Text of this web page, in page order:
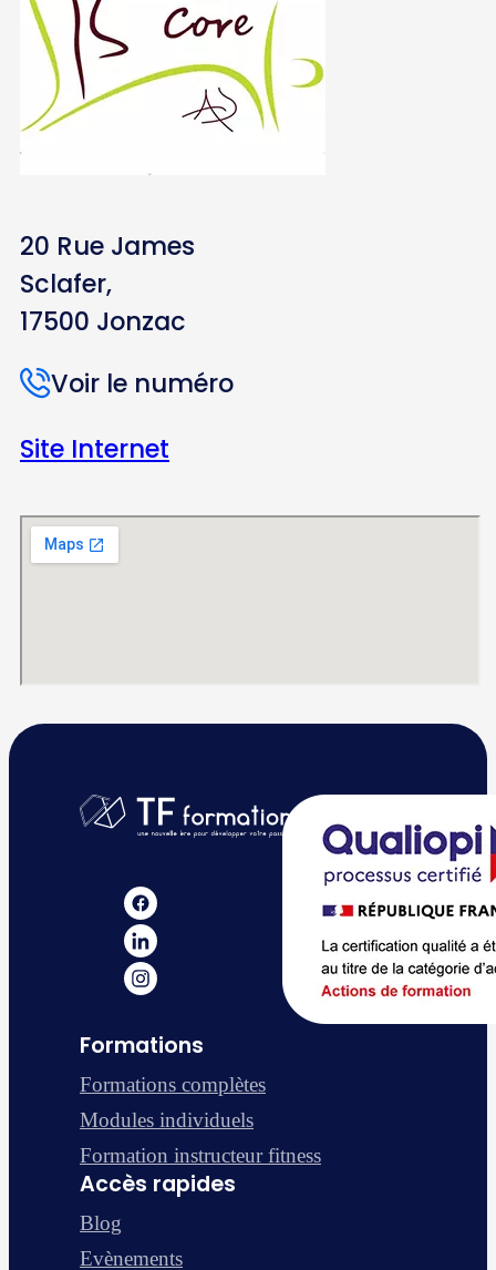
20 Rue James
Sclafer,
17500 Jonzac
Voir le numéro
Site Internet
Formations
Formations complètes
Modules individuels
Formation instructeur fitness
Accès rapides
Blog
Evènements